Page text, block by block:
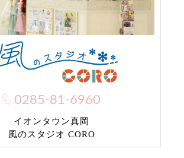
0285-81-6960
イオンタウン真岡
風のスタジオ CORO